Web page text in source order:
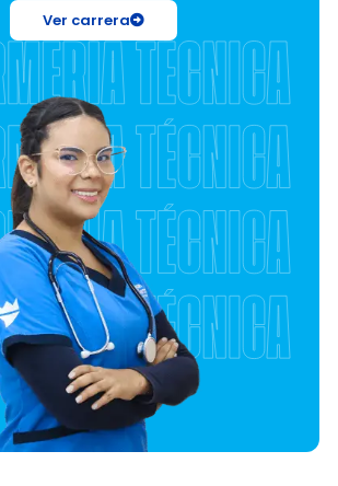
Ver carrera